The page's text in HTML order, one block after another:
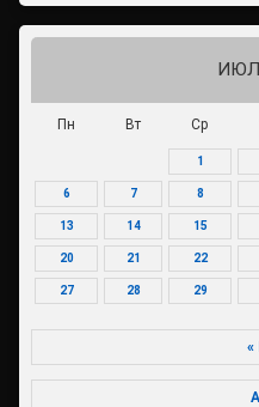
Пн Вт Ср
1
6 7 8
13 14 15
20 21 22
27 28 29
«